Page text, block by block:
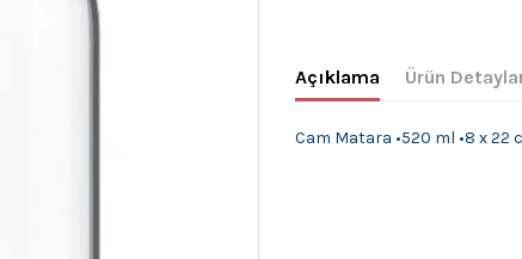
Açıklama Ürün
Cam Matara •520 ml •8 x 22